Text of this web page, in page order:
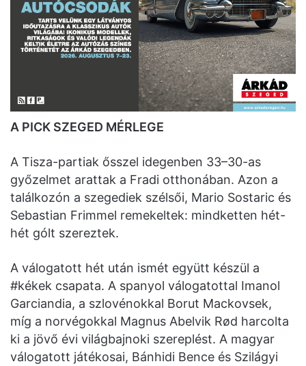
A PICK SZEGED MÉRLEGE
A Tisza-partiak ősszel idegenben 33–30-as
győzelmet arattak a Fradi otthonában. Azon a
találkozón a szegediek szélsői, Mario Sostaric és
Sebastian Frimmel remekeltek: mindketten hét-
hét gólt szereztek.
A válogatott hét után ismét együtt készül a
#kékek csapata. A spanyol válogatottal Imanol
Garciandia, a szlovénokkal Borut Mackovsek,
míg a norvégokkal Magnus Abelvik Rød harcolta
ki a jövő évi világbajnoki szereplést. A magyar
válogatott játékosai, Bánhidi Bence és Szilágyi